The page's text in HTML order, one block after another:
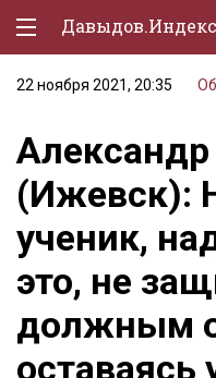
Давыдов.Индекс
Политическая жизнь
Экономика
Природа
Образование
Спорт
Культура
Lifestyle
22 ноября 2021, 20:35
(Ижевск):
ученик,
это, не
должным